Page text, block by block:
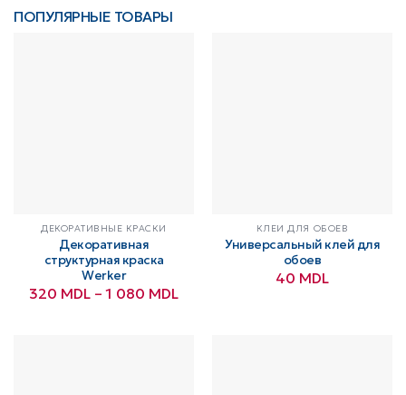
ПОПУЛЯРНЫЕ ТОВАРЫ
ДЕКОРАТИВНЫЕ КРАСКИ
Декоративная
структурная краска
Werker
320 MDL – 1 080 MDL
КЛЕИ ДЛЯ ОБОЕВ
Универсальный клей для
обоев
40 MDL